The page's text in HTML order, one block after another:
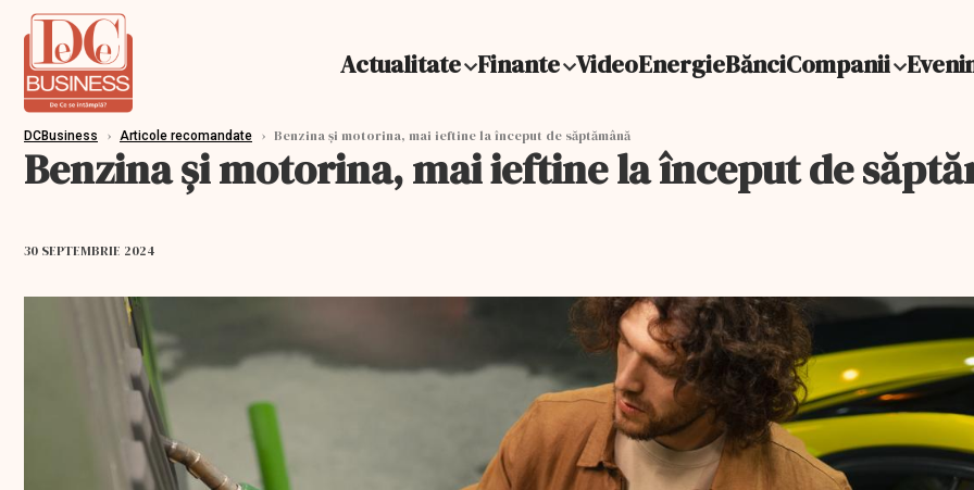
Actualitate Finante VideoEnergieBănciCompanii
DCBusiness › Articole recomandate › Benzina și motorina, mai ieftine la început de săptămână
Benzina și motorina, mai ieftine la început de
30 SEPTEMBRIE 2024